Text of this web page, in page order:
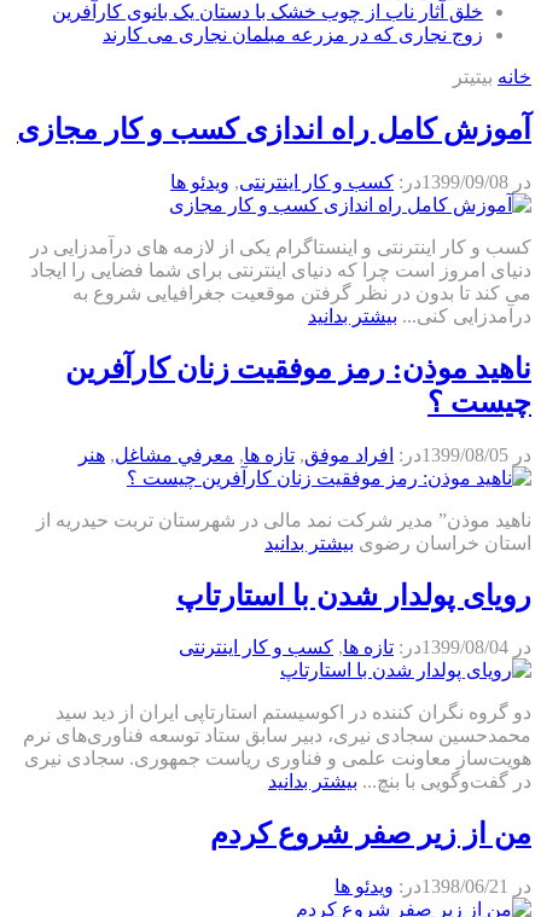
خلق آثار ناب از چوب خشک با دستان یک بانوی کارآفرین
زوج نجاری که در مزرعه مبلمان نجاری می کارند
خانه بیتیتر
آموزش کامل راه اندازی کسب و کار مجازی
در 1399/09/08در: كسب و كار اينترنتی, ویدئو ها
کسب و کار اینترنتی و اینستاگرام یکی از لازمه های درآمدزایی در
دنیای امروز است چرا که دنیای اینترنتی برای شما فضایی را ایجاد
می کند تا بدون در نظر گرفتن موقعیت جغرافیایی شروع به
درآمدزایی کنی... بیشتر بدانید
ناهید موذن: رمز موفقیت زنان کارآفرین
چیست ؟
در 1399/08/05در: افراد موفق, تازه ها, معرفي مشاغل, هنر
ناهید موذن” مدیر شرکت نمد مالی در شهرستان تربت حیدریه از
استان خراسان رضوی بیشتر بدانید
رویای پولدار شدن با استارتاپ
در 1399/08/04در: تازه ها, كسب و كار اينترنتی
دو گروه نگران کننده در اکوسیستم استارتاپی ایران از دید سید
محمدحسین سجادی نیری، دبیر سابق ستاد توسعه فناوری‌های نرم
هویت‌ساز معاونت علمی و فناوری ریاست جمهوری. سجادی نیری
در گفت‌وگویی با بنچ... بیشتر بدانید
من از زیر صفر شروع کردم
در 1398/06/21در: ویدئو ها